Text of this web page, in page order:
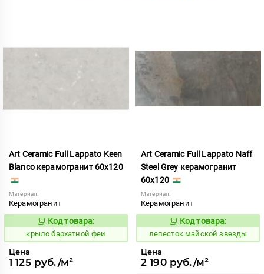
Art Ceramic Full Lappato Keen
Blanco керамогранит 60x120
Материал:
Керамогранит
828613
Код товара:
крыло бархатной феи
Цена
1 125 руб./м²
Art Ceramic Full Lappato Naff
Steel Grey керамогранит
60x120
Материал:
Керамогранит
865779
Код товара:
лепесток майской звезды
Цена
2 190 руб./м²